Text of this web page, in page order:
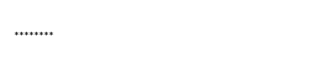
********